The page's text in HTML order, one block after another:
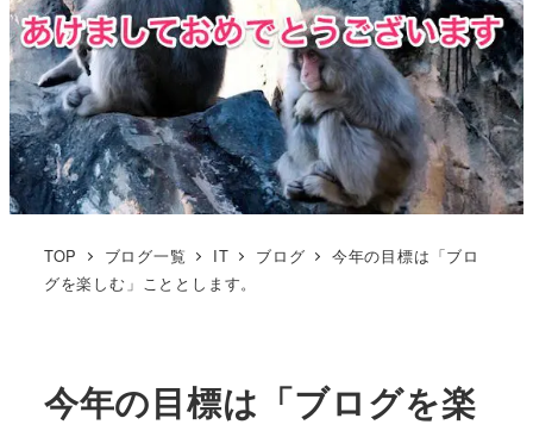
TOP ブログ一覧 IT ブログ
今年の目標は「ブロ
グを楽しむ」こととします。
今年の目標は「ブログを楽